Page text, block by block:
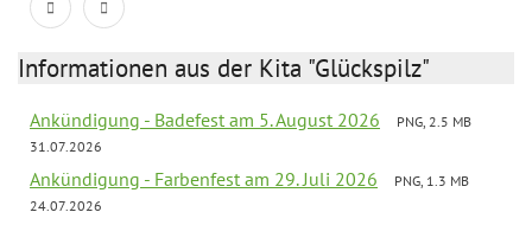
Informationen aus der Kita "Glückspilz"
Ankündigung - Badefest am 5. August 2026
PNG, 2.5 MB
31.07.2026
Ankündigung - Farbenfest am 29. Juli 2026
PNG, 1.3 MB
24.07.2026